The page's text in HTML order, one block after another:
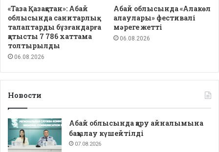
«Таза Қазақстан»: Абай
облысында санитарлық
талаптарды бұзғандарға
қатысты 7 786 хаттама
толтырылды
06.08.2026
Абай облысында «Алакөл
алаулары» фестивалі
мәреге жетті
06.08.2026
Новости
Абай облысында қару айналымына
бақылау күшейтілді
07.08.2026